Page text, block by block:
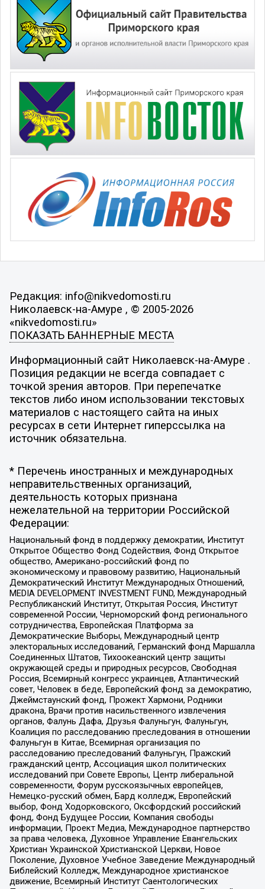
Редакция: info@nikvedomosti.ru
Николаевск-на-Амуре , © 2005-2026
«nikvedomosti.ru»
ПОКАЗАТЬ БАННЕРНЫЕ МЕСТА
Информационный сайт Николаевск-на-Амуре .
Позиция редакции не всегда совпадает с
точкой зрения авторов. При перепечатке
текстов либо ином использовании текстовых
материалов с настоящего сайта на иных
ресурсах в сети Интернет гиперссылка на
источник обязательна.
* Перечень иностранных и международных
неправительственных организаций,
деятельность которых признана
нежелательной на территории Российской
Федерации:
Национальный фонд в поддержку демократии, Институт
Открытое Общество Фонд Содействия, Фонд Открытое
общество, Американо-российский фонд по
экономическому и правовому развитию, Национальный
Демократический Институт Международных Отношений,
MEDIA DEVELOPMENT INVESTMENT FUND, Международный
Республиканский Институт, Открытая Россия, Институт
современной России, Черноморский фонд регионального
сотрудничества, Европейская Платформа за
Демократические Выборы, Международный центр
электоральных исследований, Германский фонд Маршалла
Соединенных Штатов, Тихоокеанский центр защиты
окружающей среды и природных ресурсов, Свободная
Россия, Всемирный конгресс украинцев, Атлантический
совет, Человек в беде, Европейский фонд за демократию,
Джеймстаунский фонд, Прожект Хармони, Родники
дракона, Врачи против насильственного извлечения
органов, Фалунь Дафа, Друзья Фалуньгун, Фалуньгун,
Коалиция по расследованию преследования в отношении
Фалуньгун в Китае, Всемирная организация по
расследованию преследований Фалуньгун, Пражский
гражданский центр, Ассоциация школ политических
исследований при Совете Европы, Центр либеральной
современности, Форум русскоязычных европейцев,
Немецко-русский обмен, Бард колледж, Европейский
выбор, Фонд Ходорковского, Оксфордский российский
фонд, Фонд Будущее России, Компания свободы
информации, Проект Медиа, Международное партнерство
за права человека, Духовное Управление Евангельских
Христиан Украинской Христианской Церкви, Новое
Поколение, Духовное Учебное Заведение Международный
Библейский Колледж, Международное христианское
движение, Всемирный Институт Саентологических